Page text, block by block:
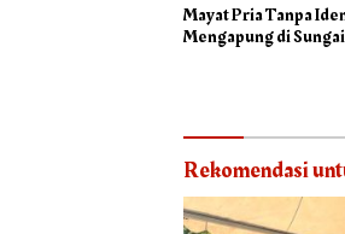
Mayat Pria Tanpa
Mengapung di
Rekomendasi